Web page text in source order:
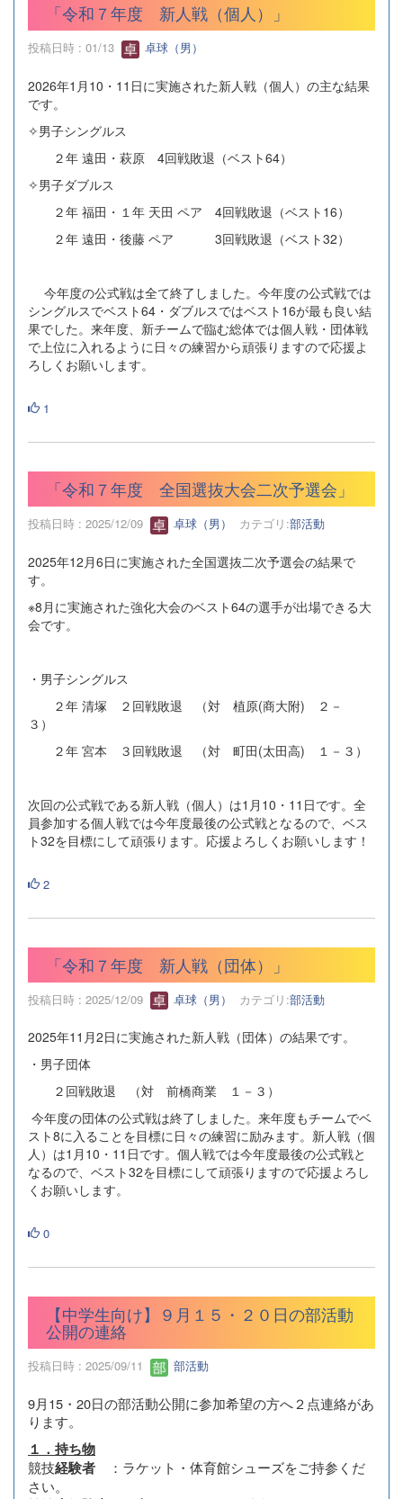
「令和７年度 新人戦（個人）」
投稿日時 : 01/13 卓球（男）
2026年1月10・11日に実施された新人戦（個人）の主な結果
です。
✧男子シングルス
２年 遠田・萩原 4回戦敗退（ベスト64）
✧男子ダブルス
２年 福田・１年 天田 ペア 4回戦敗退（ベスト16）
２年 遠田・後藤 ペア 3回戦敗退（ベスト32）
今年度の公式戦は全て終了しました。今年度の公式戦では
シングルスでベスト64・ダブルスではベスト16が最も良い結
果でした。来年度、新チームで臨む総体では個人戦・団体戦
で上位に入れるように日々の練習から頑張りますので応援よ
ろしくお願いします。
1
「令和７年度 全国選抜大会二次予選会」
投稿日時 : 2025/12/09 卓球（男） カテゴリ:部活動
2025年12月6日に実施された全国選抜二次予選会の結果で
す。
※8月に実施された強化大会のベスト64の選手が出場できる大
会です。
・男子シングルス
２年 清塚 ２回戦敗退 （対 植原(商大附) ２－
３）
２年 宮本 ３回戦敗退 （対 町田(太田高) １－３）
次回の公式戦である新人戦（個人）は1月10・11日です。全
員参加する個人戦では今年度最後の公式戦となるので、ベス
ト32を目標にして頑張ります。応援よろしくお願いします！
2
「令和７年度 新人戦（団体）」
投稿日時 : 2025/12/09 卓球（男） カテゴリ:部活動
2025年11月2日に実施された新人戦（団体）の結果です。
・男子団体
２回戦敗退 （対 前橋商業 １－３）
今年度の団体の公式戦は終了しました。来年度もチームでベ
スト8に入ることを目標に日々の練習に励みます。新人戦（個
人）は1月10・11日です。個人戦では今年度最後の公式戦と
なるので、ベスト32を目標にして頑張りますので応援よろし
くお願いします。
0
【中学生向け】９月１５・２０日の部活動
公開の連絡
投稿日時 : 2025/09/11 部活動
9月15・20日の部活動公開に参加希望の方へ２点連絡があ
ります。
１．持ち物
競技経験者
：ラケット・体育館シューズをご持参くだ
さい。